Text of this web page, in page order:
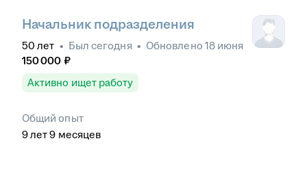
Начальник подразделения
50 лет • Был сегодня • Обновлено 18 июня
150 000 ₽
Активно ищет работу
Общий опыт
9лет 9 месяцев